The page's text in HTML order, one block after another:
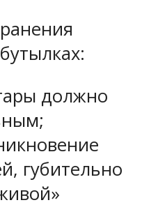
должно
губительно